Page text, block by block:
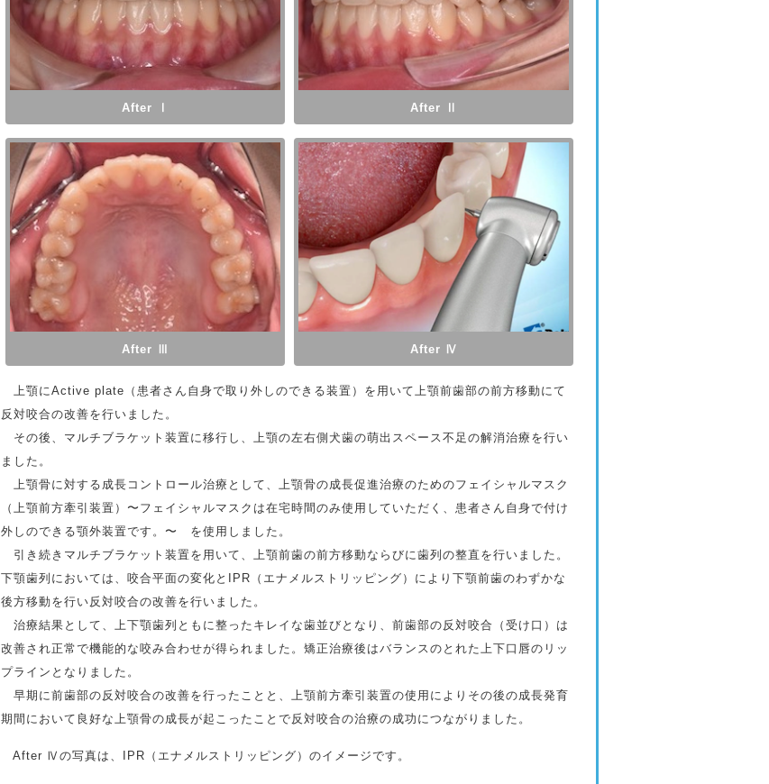
After Ⅰ After Ⅱ
After Ⅲ After Ⅳ
上顎にActive plate（患者さん自身で取り外しのできる装置）を用いて上顎前歯部の前方移動にて
反対咬合の改善を行いました。
その後、マルチブラケット装置に移行し、上顎の左右側犬歯の萌出スペース不足の解消治療を行い
ました。
上顎骨に対する成長コントロール治療として、上顎骨の成長促進治療のためのフェイシャルマスク
（上顎前方牽引装置）〜フェイシャルマスクは在宅時間のみ使用していただく、患者さん自身で付け
外しのできる顎外装置です。〜 を使用しました。
引き続きマルチブラケット装置を用いて、上顎前歯の前方移動ならびに歯列の整直を行いました。
下顎歯列においては、咬合平面の変化とIPR（エナメルストリッピング）により下顎前歯のわずかな
後方移動を行い反対咬合の改善を行いました。
治療結果として、上下顎歯列ともに整ったキレイな歯並びとなり、前歯部の反対咬合（受け口）は
改善され正常で機能的な咬み合わせが得られました。矯正治療後はバランスのとれた上下口唇のリッ
プラインとなりました。
早期に前歯部の反対咬合の改善を行ったことと、上顎前方牽引装置の使用によりその後の成長発育
期間において良好な上顎骨の成長が起こったことで反対咬合の治療の成功につながりました。
After Ⅳの写真は、IPR（エナメルストリッピング）のイメージです。